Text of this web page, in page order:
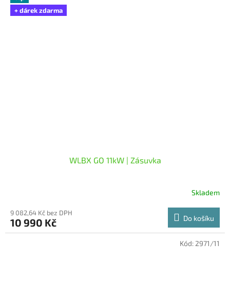
+ dárek zdarma
WLBX GO 11kW | Zásuvka
Skladem
9 082,64 Kč bez DPH
10 990 Kč Do košíku
Kód: 2971/11